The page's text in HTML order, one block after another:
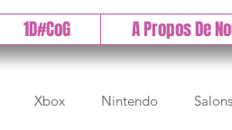
1D#CoG A Propos De
Xbox Nintendo Salons